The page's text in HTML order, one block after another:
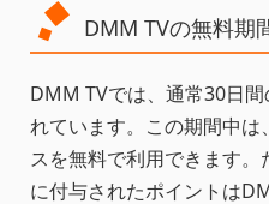
DMM TVの無料期
DMM TVでは、通常30日
れています。この期間中
スを無料で利用できます
に付与されたポイントは